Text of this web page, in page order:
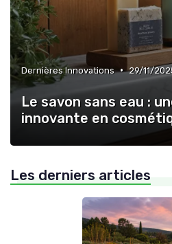
Dernières Innovations • 29/11/
Le savon sans eau :
innovante en
Les derniers articles